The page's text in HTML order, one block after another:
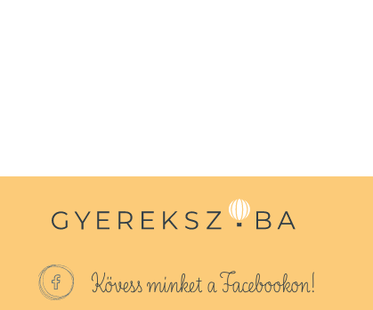
Kövess minket a Facebookon!